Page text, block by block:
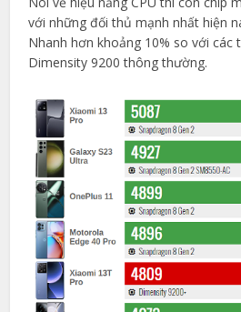
với những đối thủ mạnh nhất hiện
Nhanh hơn khoảng 10% so với các
Dimensity 9200 thông thường.